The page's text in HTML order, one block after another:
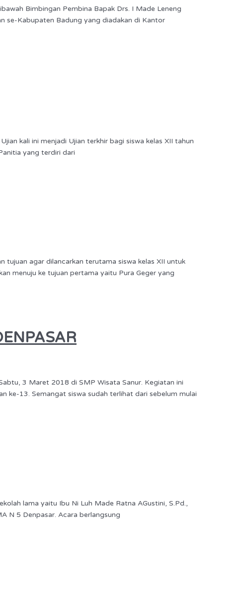
Bimbingan Pembina Bapak Drs. I Made Leneng
se-Kabupaten Badung yang diadakan di Kantor
kali ini menjadi Ujian terkhir bagi siswa kelas XII tahun
yang terdiri dari
tujuan agar dilancarkan terutama siswa kelas XII untuk
menuju ke tujuan pertama yaitu Pura Geger yang
3 Maret 2018 di SMP Wisata Sanur. Kegiatan ini
ke-13. Semangat siswa sudah terlihat dari sebelum mulai
lama yaitu Ibu Ni Luh Made Ratna AGustini, S.Pd.,
N 5 Denpasar. Acara berlangsung